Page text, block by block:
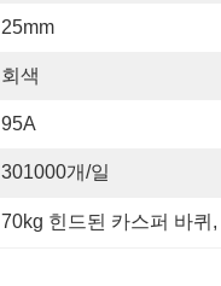
25mm
회색
95A
301000개/일
70kg 힌드된 카스퍼 바퀴 ,